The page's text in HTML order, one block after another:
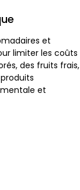
et
limiter les coûts
des fruits frais,
et